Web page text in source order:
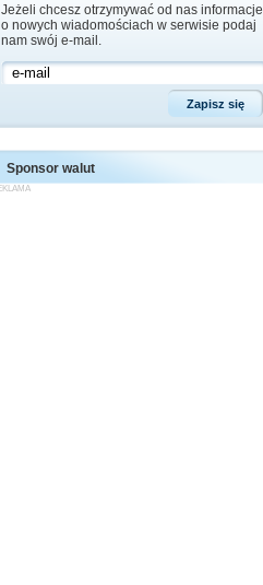
Jeżeli chcesz otrzymywać od nas informacje
o nowych wiadomościach w serwisie podaj
nam swój e-mail.
Sponsor walut